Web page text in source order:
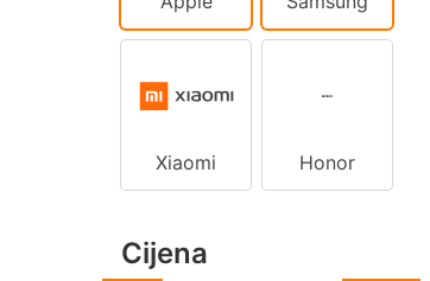
Xiaomi Honor
Cijena